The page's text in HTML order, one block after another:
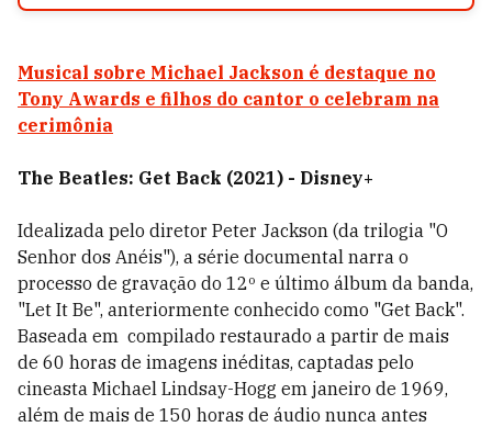
Musical sobre Michael Jackson é destaque no
Tony Awards e filhos do cantor o celebram na
cerimônia
The Beatles: Get Back (2021) - Disney+
Idealizada pelo diretor Peter Jackson (da trilogia "O
Senhor dos Anéis"), a série documental narra o
processo de gravação do 12º e último álbum da banda,
"Let It Be", anteriormente conhecido como "Get Back".
Baseada em compilado restaurado a partir de mais
de 60 horas de imagens inéditas, captadas pelo
cineasta Michael Lindsay-Hogg em janeiro de 1969,
além de mais de 150 horas de áudio nunca antes